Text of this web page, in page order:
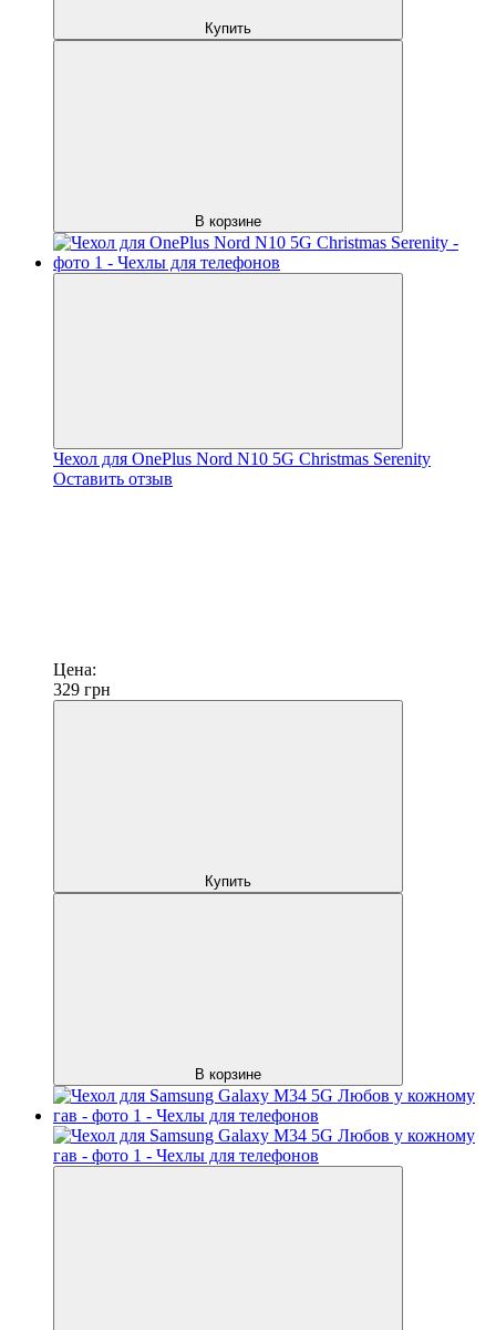
Купить
В корзине
Чехол для OnePlus Nord N10 5G Christmas Serenity
Оставить отзыв
Цена:
329 грн
Купить
В корзине